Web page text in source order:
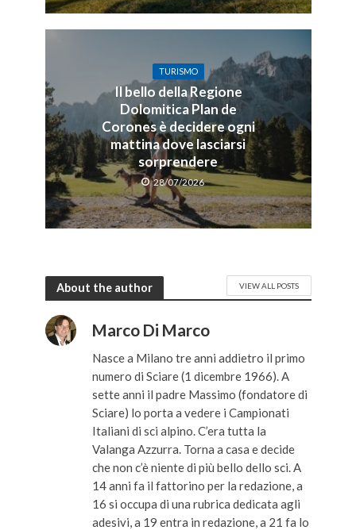
TURISMO
Il bello della Regione
Dolomitica Plan de
Corones è decidere ogni
mattina dove lasciarsi
sorprendere
28/07/2026
About the author VIEW ALL POSTS
Marco Di Marco
Nasce a Milano tre anni addietro il primo
numero di Sciare (1 dicembre 1966). A
sette anni il padre Massimo (fondatore di
Sciare) lo porta a vedere i Campionati
Italiani di sci alpino. C’era tutta la
Valanga Azzurra. Torna a casa e decide
che non c’è niente di più bello dello sci. A
14 anni fa il fattorino per la redazione, a
16 si occupa di una rubrica dedicata agli
adesivi, a 19 entra in redazione, a 21 fa lo